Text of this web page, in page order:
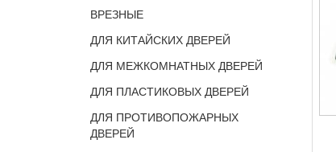
ВРЕЗНЫЕ
ДЛЯ КИТАЙСКИХ ДВЕРЕЙ
ДЛЯ МЕЖКОМНАТНЫХ ДВЕРЕЙ
ДЛЯ ПЛАСТИКОВЫХ ДВЕРЕЙ
ДЛЯ ПРОТИВОПОЖАРНЫХ
ДВЕРЕЙ